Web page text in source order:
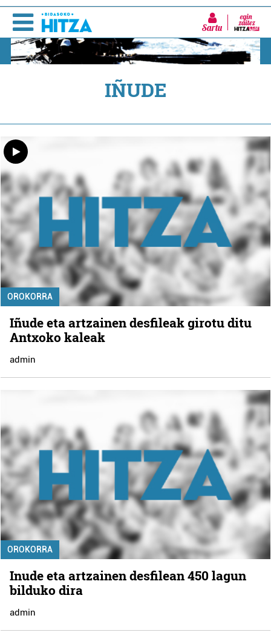
Sartu
IÑUDE
OROKORRA
Iñude eta artzainen desfileak girotu ditu
Antxoko kaleak
admin
OROKORRA
Inude eta artzainen desfilean 450 lagun
bilduko dira
admin